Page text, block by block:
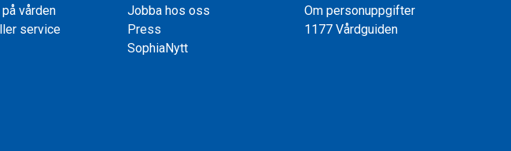
vården
service
Jobba hos oss
Press
SophiaNytt
Om personuppgifter
1177 Vårdguiden